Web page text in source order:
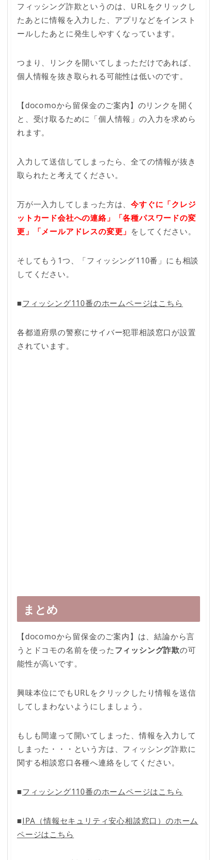
フィッシング詐欺というのは、URLをクリックし
たあとに情報を入力した、アプリなどをインスト
ールしたあとに発生しやすくなっています。
つまり、リンクを開いてしまっただけであれば、
個人情報を抜き取られる可能性は低いのです。
【docomoから留保金のご案内】のリンクを開く
と、受け取るために「個人情報」の入力を求めら
れます。
入力して送信してしまったら、全ての情報が抜き
取られたと考えてください。
万が一入力してしまった方は、今すぐに「クレジ
ットカード会社への連絡」「各種パスワードの変
更」「メールアドレスの変更」 をしてください。
そしてもう1つ、「フィッシング110番」にも相談
してください。
■フィッシング110番のホームページはこちら
各都道府県の警察にサイバー犯罪相談窓口が設置
されています。
まとめ
【docomoから留保金のご案内】は、結論から言
うとドコモの名前を使ったフィッシング詐欺の可
能性が高いです。
興味本位にでもURLをクリックしたり情報を送信
してしまわないようにしましょう。
もしも間違って開いてしまった、情報を入力して
しまった・・・という方は、フィッシング詐欺に
関する相談窓口各種へ連絡をしてください。
■フィッシング110番のホームページはこちら
■IPA（情報セキュリティ安心相談窓口）のホーム
ページはこちら